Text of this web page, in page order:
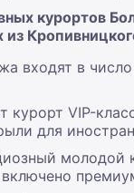
курортов
из
входят в
курорт VIP-
для
молодой